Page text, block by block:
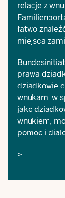
relacje z
łatwo
miejsca
prawa
dziadkowie
wnukami w
jako
wnukiem,
pomoc i
>